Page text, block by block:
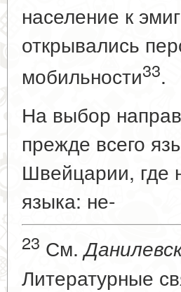
население к
открывались
мобильности33.
На выбор
прежде всего
Швейцарии, где
языка: не-
23 См.
Литературные